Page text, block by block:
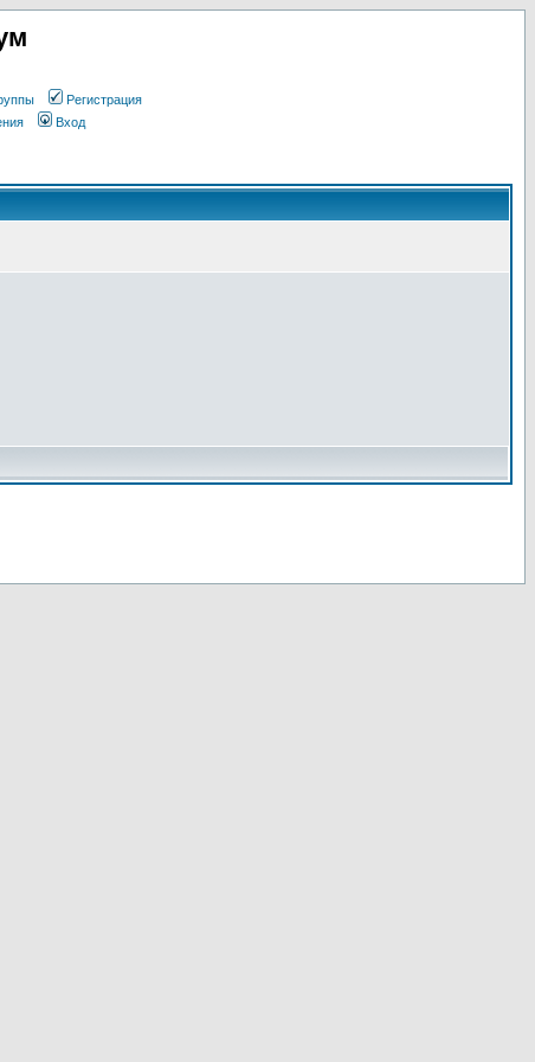
Регистрация
Вход